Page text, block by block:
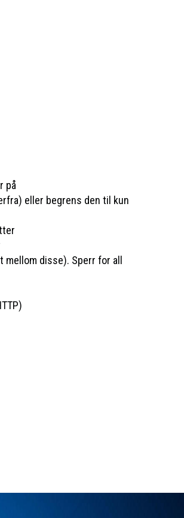
på
eller begrens den til kun
disse). Sperr for all